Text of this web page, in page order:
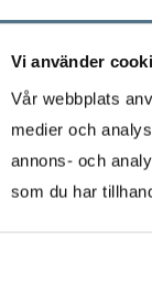
Vi använder
Vår webbplats
medier och
annons- och
som du har